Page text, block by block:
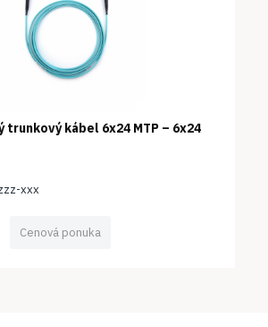
trunkový kábel 6x24 MTP – 6x24
xxx
Cenová ponuka